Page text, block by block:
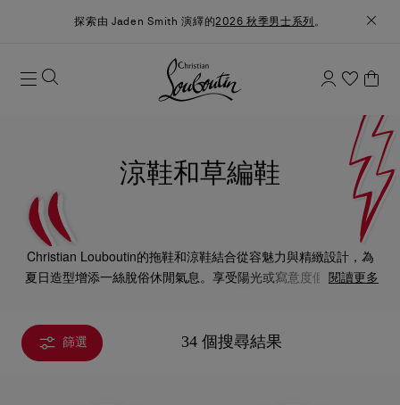
探索由 Jaden Smith 演繹的2026 秋季男士系列 。
涼鞋和草編鞋
Christian Louboutin的拖鞋和涼鞋結合從容魅力與精緻設計，為
夏日造型增添一絲脫俗休閒氣息。享受陽光或寫意度假必備的設
閱讀更多
篩選 34 個搜尋結果